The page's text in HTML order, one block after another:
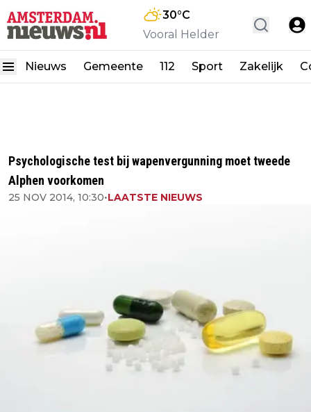
30°C
Vooral Helder
Nieuws Gemeente 112 Sport Zakelijk
Psychologische test bij wapenvergunning moet tweede
Alphen voorkomen
25 NOV 2014, 10:30•LAATSTE NIEUWS